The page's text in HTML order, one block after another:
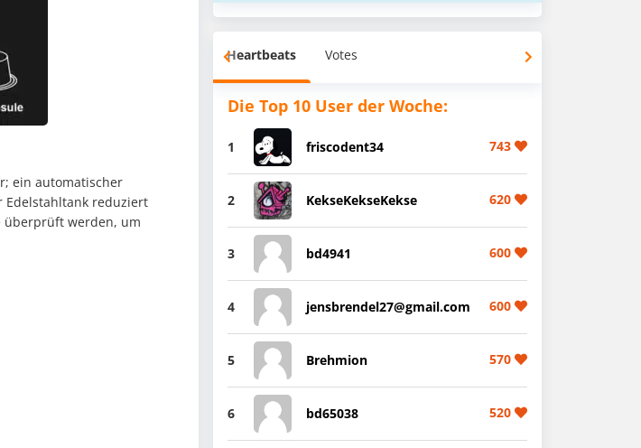
ein automatischer
Edelstahltank reduziert
überprüft werden, um
Heartbeats Votes
Die Top 10 User der Woche:
1 friscodent34 743
2 KekseKekseKekse 620
3 bd4941 600
4 jensbrendel27@gmail.com 600
5 Brehmion 570
6 bd65038 520